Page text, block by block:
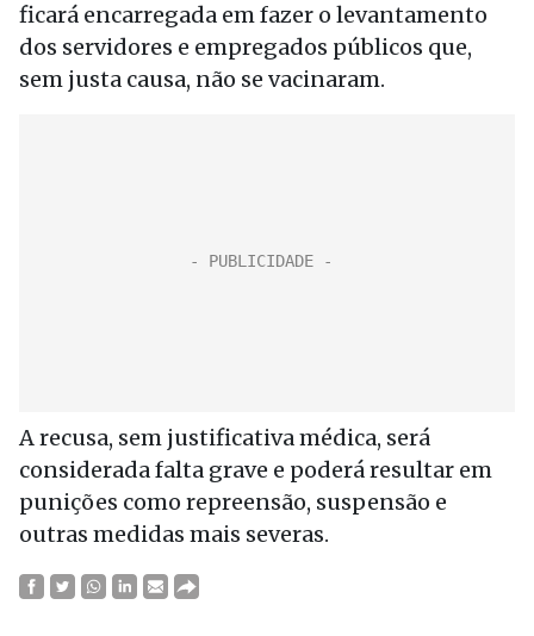
ficará encarregada em fazer o levantamento
dos servidores e empregados públicos que,
sem justa causa, não se vacinaram.
A recusa, sem justificativa médica, será
considerada falta grave e poderá resultar em
punições como repreensão, suspensão e
outras medidas mais severas.